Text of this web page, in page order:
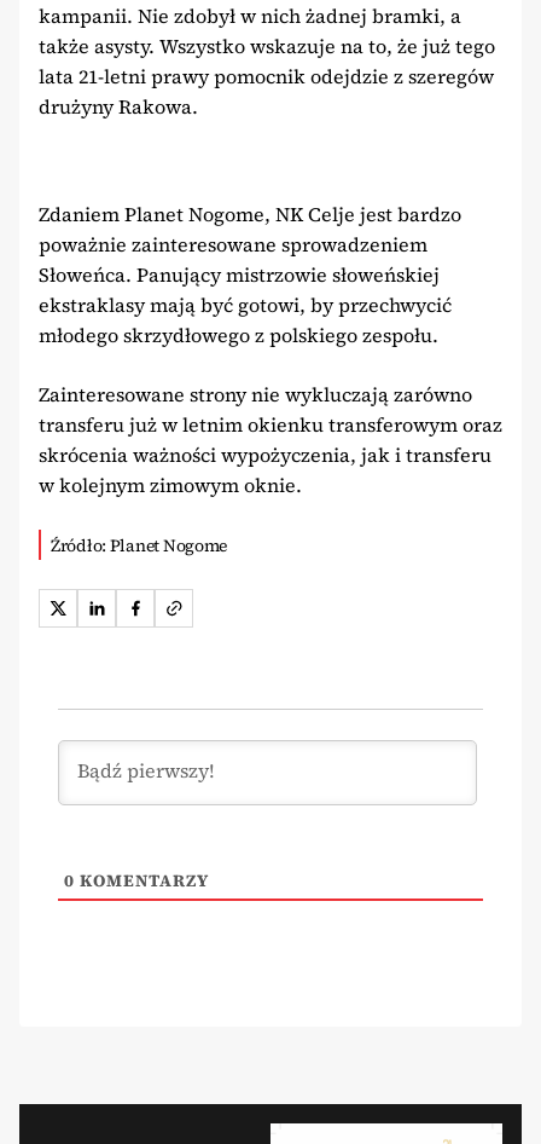
kampanii. Nie zdobył w nich żadnej bramki, a
także asysty. Wszystko wskazuje na to, że już tego
lata 21-letni prawy pomocnik odejdzie z szeregów
drużyny Rakowa.
Zdaniem Planet Nogome, NK Celje jest bardzo
poważnie zainteresowane sprowadzeniem
Słoweńca. Panujący mistrzowie słoweńskiej
ekstraklasy mają być gotowi, by przechwycić
młodego skrzydłowego z polskiego zespołu.
Zainteresowane strony nie wykluczają zarówno
transferu już w letnim okienku transferowym oraz
skrócenia ważności wypożyczenia, jak i transferu
w kolejnym zimowym oknie.
Źródło: Planet Nogome
0 KOMENTARZY